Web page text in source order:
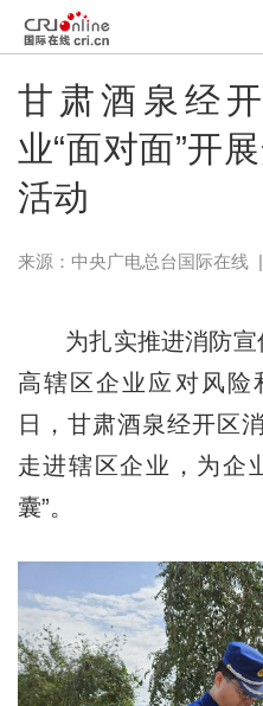
甘肃酒泉经
业“面对面”开
活动
来源：中央广电总台国际在线|
为扎实推进消防宣
高辖区企业应对风险
日，甘肃酒泉经开区
走进辖区企业，为企
囊”。